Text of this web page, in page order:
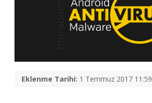
Eklenme Tarihi: 1 Temmuz 2017 11:59